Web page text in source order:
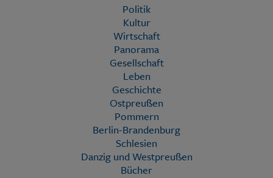
Politik
Kultur
Wirtschaft
Panorama
Gesellschaft
Leben
Geschichte
Ostpreußen
Pommern
Berlin-Brandenburg
Schlesien
Danzig und Westpreußen
Bücher